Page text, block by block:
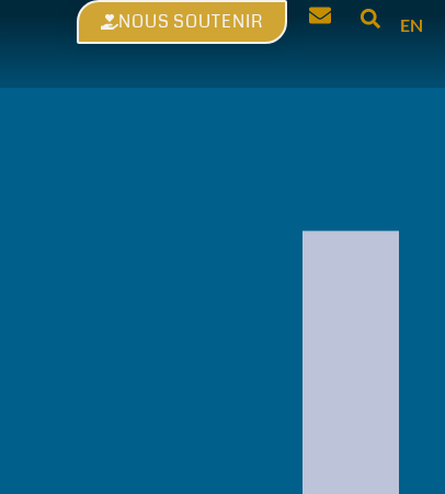
NOUS SOUTENIR EN